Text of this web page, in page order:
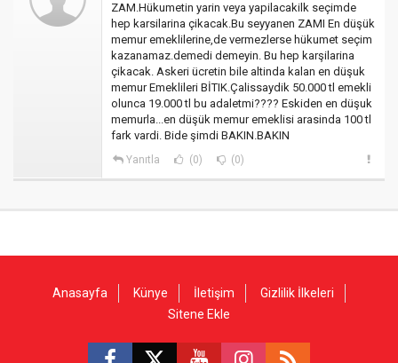
ZAM.Hükumetin yarin veya yapilacakilk seçimde
hep karsilarina çikacak.Bu seyyanen ZAMI En düşük
memur emeklilerine,de vermezlerse hükumet seçim
kazanamaz.demedi demeyin. Bu hep karşilarina
çikacak. Askeri ücretin bile altinda kalan en düşuk
memur Emeklileri BİTIK.Çalissaydik 50.000 tl emekli
olunca 19.000 tl bu adaletmi???? Eskiden en düşuk
memurla...en düşük memur emeklisi arasinda 100 tl
fark vardi. Bide şimdi BAKIN.BAKIN
Yanıtla (0) (0)
Anasayfa Künye İletişim
Gizlilik İlkeleri
Sitene Ekle